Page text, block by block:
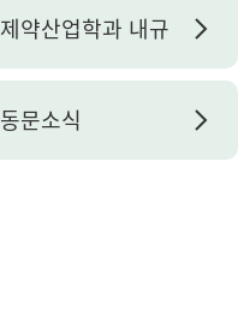
제약산업학과 내규
동문소식